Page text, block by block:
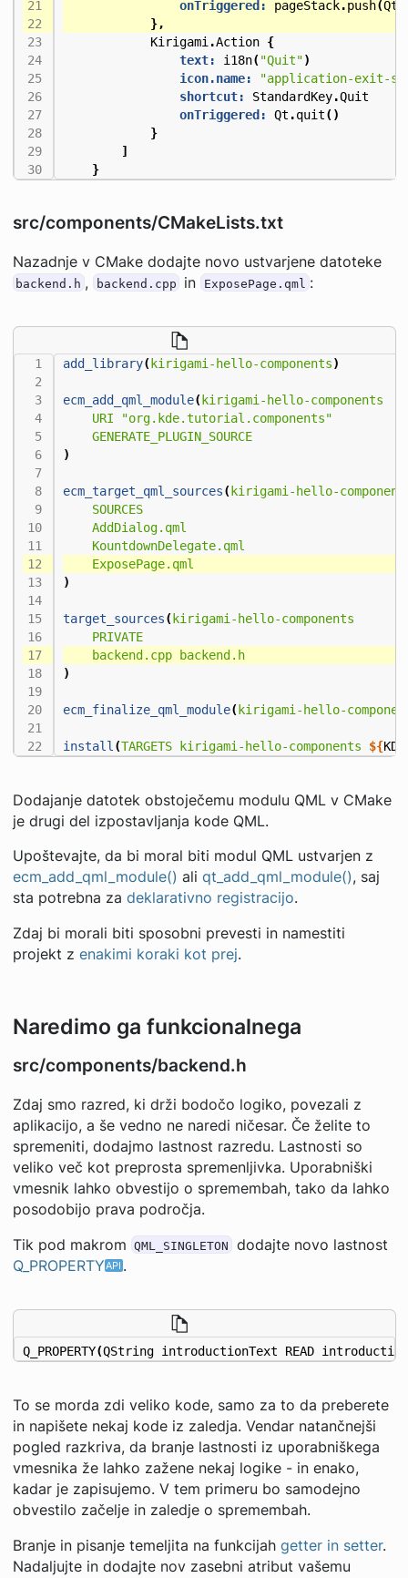
onTriggered: pageStack.push(Qt
},
Kirigami .Action {
text:
i18n("Quit")
icon.name:
"application-exit-
shortcut:
StandardKey.Quit
onTriggered:
Qt .quit()
}
]
}
src/components/CMakeLists.txt
Nazadnje v CMake dodajte novo ustvarjene datoteke
backend.h , backend.cpp in ExposePage.qml :
add_library( kirigami-hello-components)
ecm_add_qml_module( kirigami-hello-components
URI
"org.kde.tutorial.components"
GENERATE_PLUGIN_SOURCE
)
ecm_target_qml_sources( kirigami-hello-
SOURCES
AddDialog.qml
KountdownDelegate.qml
ExposePage.qml
)
target_sources( kirigami-hello-components
PRIVATE
backend.cpp
backend.h
)
ecm_finalize_qml_module( kirigami-hello-
install (TARGETS kirigami-hello-components ${
Dodajanje datotek obstoječemu modulu QML v CMake
je drugi del izpostavljanja kode QML.
Upoštevajte, da bi moral biti modul QML ustvarjen z
ecm_add_qml_module() ali qt_add_qml_module(), saj
sta potrebna za deklarativno registracijo.
Zdaj bi morali biti sposobni prevesti in namestiti
projekt z enakimi koraki kot prej.
Naredimo ga funkcionalnega
src/components/backend.h
Zdaj smo razred, ki drži bodočo logiko, povezali z
aplikacijo, a še vedno ne naredi ničesar. Če želite to
spremeniti, dodajmo lastnost razredu. Lastnosti so
veliko več kot preprosta spremenljivka. Uporabniški
vmesnik lahko obvestijo o spremembah, tako da lahko
posodobijo prava področja.
Tik pod makrom QML_SINGLETON
dodajte novo lastnost
Q_PROPERTY
.
Q_PROPERTY(QString introductionText READ
To se morda zdi veliko kode, samo za to da preberete
in napišete nekaj kode iz zaledja. Vendar natančnejši
pogled razkriva, da branje lastnosti iz uporabniškega
vmesnika že lahko zažene nekaj logike - in enako,
kadar je zapisujemo. V tem primeru bo samodejno
obvestilo začelje in zaledje o spremembah.
Branje in pisanje temeljita na funkcijah getter in setter.
Nadaljujte in dodajte nov zasebni atribut vašemu